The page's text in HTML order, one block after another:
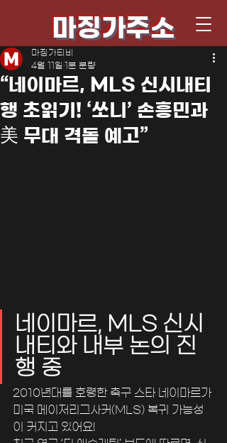
마징가주소
“네이마르, MLS 신시내티
행 초읽기! ‘쏘니’ 손흥민과
美 무대 격돌 예고”
마징가티비
4월 11일 1분 분량
네이마르, MLS 신시
내티와 내부 논의 진
행 중
2010년대를 호령한 축구 스타 네이마르가
미국 메이저리그사커(MLS) 복귀 가능성
이 커지고 있어요!